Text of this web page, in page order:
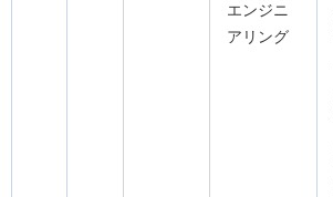
エンジニ
アリング